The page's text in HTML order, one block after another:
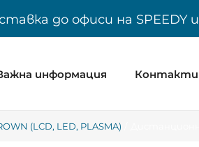
до офиси на
информация Контакти
(LCD, LED, PLASMA)